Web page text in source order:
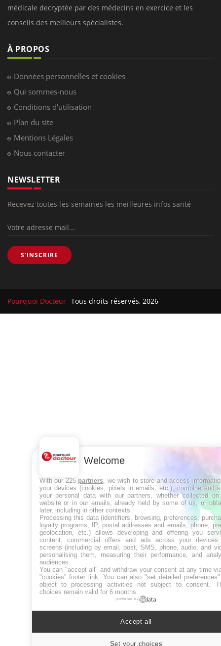
médicale decryptée par des médecins en exercice et les
conseils des meilleurs spécialistes.
À PROPOS
Données personnelles et cookies
Qui sommes-nous
Conditions d'utilisation
Plan du site
Mentions Légales
Nous contacter
NEWSLETTER
Recevez toutes les semaines les meilleures infos santé
S'INSCRIRE
Pourquoi Docteur Tous droits réservés, 2026
Welcome
With our 225 partners , we wish to store and access
your devices (cookies, pixels in emails, etc.), combine and
your personal data with our partners, whether collected
website or in our emails, already held by some of us, or
later, including in other contexts.
Processing this data (identifiers, browsing, preferences,
loyalty programs, IP, postal addresses and emails, phone,
geolocation, etc.) allows developing and offering you
content, commercial offers and ads across your devices
screens (including by email, post, SMS, phone, audio, and
personalising them, measuring their performance, and
audiences.
You can "accept all" and withdraw your consent at any time
"cookies" footer link . You can also "set detailed
object to processing activities not subject to consent.
choices remain valid for 6 months.
powered by
Set your choices
Accept all